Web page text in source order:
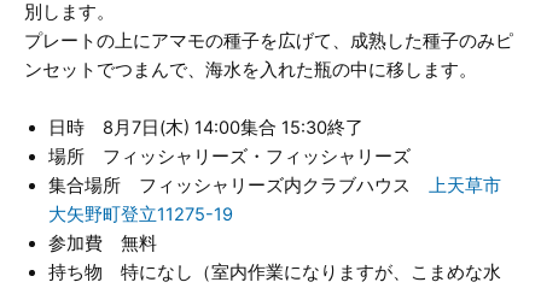
別します。
プレートの上にアマモの種子を広げて、成熟した種子のみピ
ンセットでつまんで、海水を入れた瓶の中に移します。
日時 8月7日(木) 14:00集合 15:30終了
場所 フィッシャリーズ・フィッシャリーズ
集合場所 フィッシャリーズ内クラブハウス 上天草市
大矢野町登立11275-19
参加費 無料
持ち物 特になし（室内作業になりますが、こまめな水